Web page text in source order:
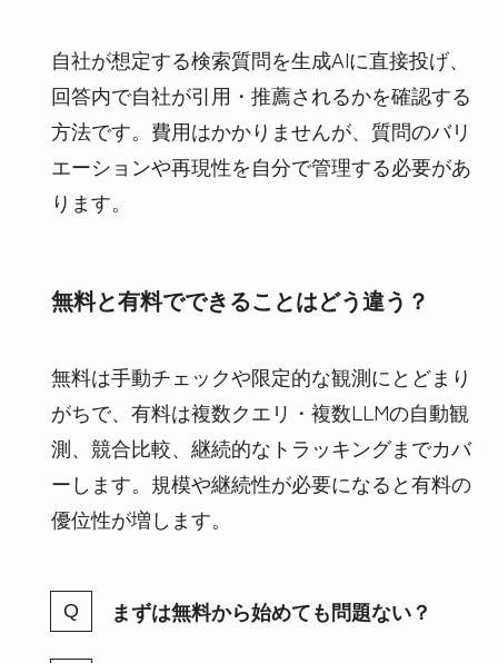
自社が想定する検索質問を生成AIに直接投げ、
回答内で自社が引用・推薦されるかを確認する
方法です。費用はかかりませんが、質問のバリ
エーションや再現性を自分で管理する必要があ
ります。
無料と有料でできることはどう違う？
無料は手動チェックや限定的な観測にとどまり
がちで、有料は複数クエリ・複数LLMの自動観
測、競合比較、継続的なトラッキングまでカバ
ーします。規模や継続性が必要になると有料の
優位性が増します。
まずは無料から始めても問題ない？